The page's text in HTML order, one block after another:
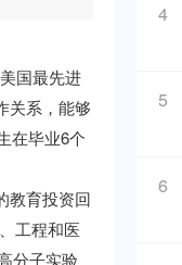
国最先进
关系，能够
在毕业6个
教育投资回
工程和医
分子实验
4
5
6